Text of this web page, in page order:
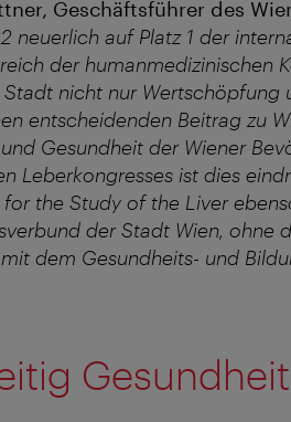
Geschäftsführer des
neuerlich auf Platz 1 der
der humanmedizinischen
nicht nur Wertschöpfung
entscheidenden Beitrag zu
Gesundheit der Wiener
Leberkongresses ist dies
the Study of the Liver
der Stadt Wien, ohne
dem Gesundheits- und